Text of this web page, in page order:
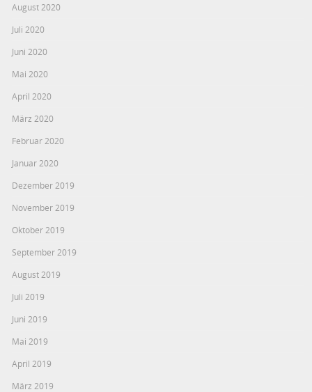
August 2020
Juli 2020
Juni 2020
Mai 2020
April 2020
März 2020
Februar 2020
Januar 2020
Dezember 2019
November 2019
Oktober 2019
September 2019
August 2019
Juli 2019
Juni 2019
Mai 2019
April 2019
März 2019